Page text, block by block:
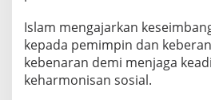
Islam mengajarkan
kepada pemimpin dan
kebenaran demi menjaga
keharmonisan sosial.